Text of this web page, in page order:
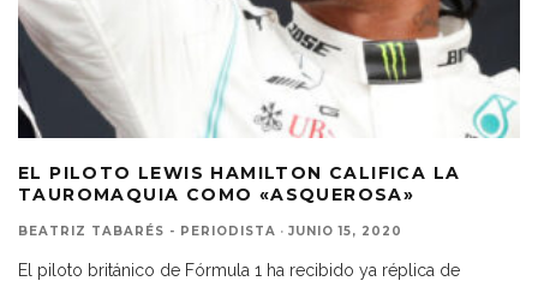
EL PILOTO LEWIS HAMILTON CALIFICA LA
TAUROMAQUIA COMO «ASQUEROSA»
BEATRIZ TABARÉS - PERIODISTA · JUNIO 15, 2020
El piloto británico de Fórmula 1 ha recibido ya réplica de